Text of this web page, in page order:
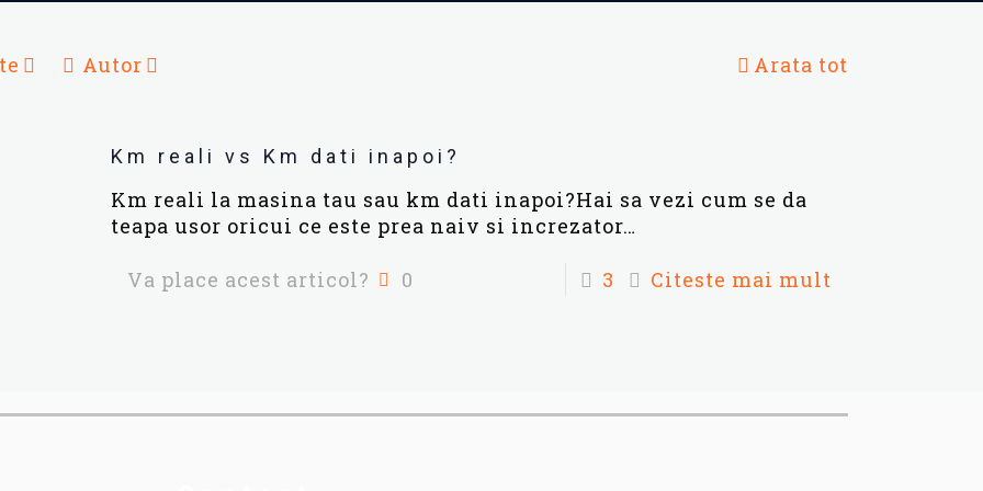
Autor Arata tot
Km reali vs Km dati inapoi?
Km reali la masina tau sau km dati inapoi?Hai sa vezi cum se da
teapa usor oricui ce este prea naiv si increzator…
Va place acest articol? 0 3 Citeste mai mult